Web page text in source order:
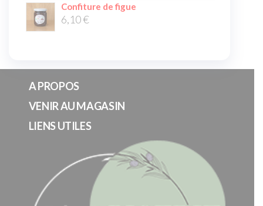
Confiture de figue
6,10€
A PROPOS
VENIR AU MAGASIN
LIENS UTILES